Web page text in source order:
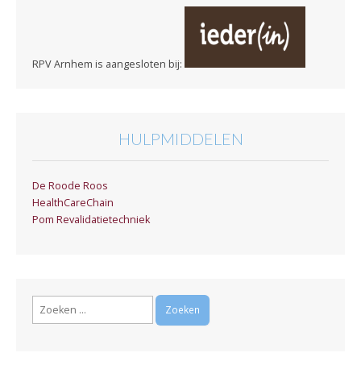
RPV Arnhem is aangesloten bij:
HULPMIDDELEN
De Roode Roos
HealthCareChain
Pom Revalidatietechniek
Zoeken